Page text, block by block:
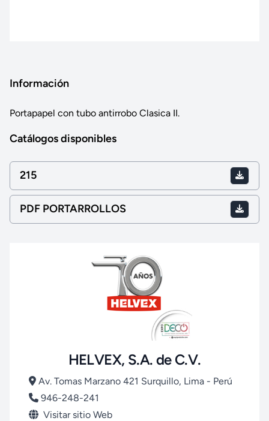
Información
Portapapel con tubo antirrobo Clasica II.
Catálogos disponibles
215
PDF PORTARROLLOS
HELVEX, S.A. de C.V.
Av. Tomas Marzano 421 Surquillo, Lima - Perú
946-248-241
Visitar sitio Web